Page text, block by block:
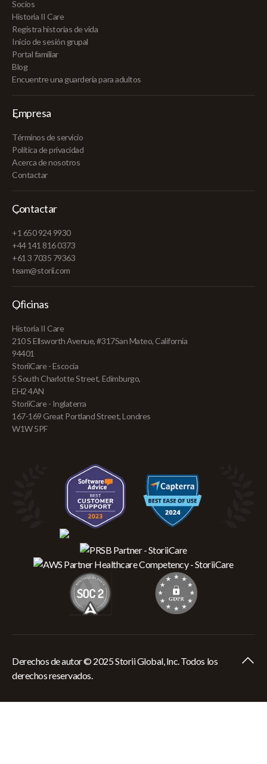
Socios
Historia II Care
Registra historias de vida
Inicio de sesión grupal
Portal familiar
Blog
Encuentre una guardería para adultos
Empresa
Términos de servicio
Política de privacidad
Acerca de nosotros
Contactar
Contactar
+1 650 924 9930
+44 141 816 0373
+61 3 7035 79363
team@storii.com
Oficinas
Historia II Care
210 S Ellsworth Avenue, #317San Mateo, California
94401
StoriiCare - Escocia
5 South Charlotte Street, Edimburgo,
EH2 4AN
StoriiCare - Inglaterra
167-169 Great Portland Street, Londres
W1W 5PF
Derechos de autor © 2025 Storii Global, Inc. Todos los
derechos reservados.